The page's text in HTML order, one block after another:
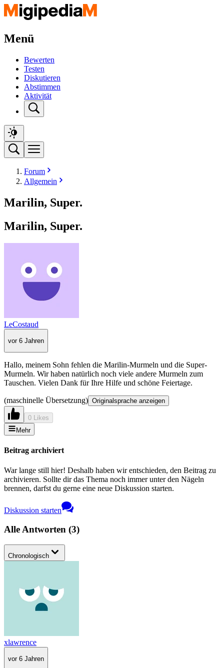
Menü
Bewerten
Testen
Diskutieren
Abstimmen
Aktivität
Forum
Allgemein
Marilin, Super.
Marilin, Super.
LeCostaud
vor 6 Jahren
Hallo, meinem Sohn fehlen die Marilin-Murmeln und die Super-
Murmeln. Wir haben natürlich noch viele andere Murmeln zum
Tauschen. Vielen Dank für Ihre Hilfe und schöne Feiertage.
(maschinelle Übersetzung) Originalsprache anzeigen
0 Likes
Mehr
Beitrag archiviert
War lange still hier! Deshalb haben wir entschieden, den Beitrag zu
archivieren. Sollte dir das Thema noch immer unter den Nägeln
brennen, darfst du gerne eine neue Diskussion starten.
Diskussion starten
Alle Antworten (3)
Chronologisch
xlawrence
vor 6 Jahren